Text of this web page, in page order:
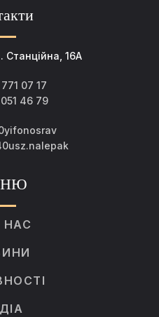
Станційна, 16А
07 17
46 79
НАС